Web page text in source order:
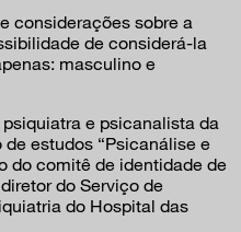
considerações sobre a
de considerá-la
masculino e
e psicanalista da
de estudos “Psicanálise e
do comitê de identidade de
do Serviço de
do Hospital das